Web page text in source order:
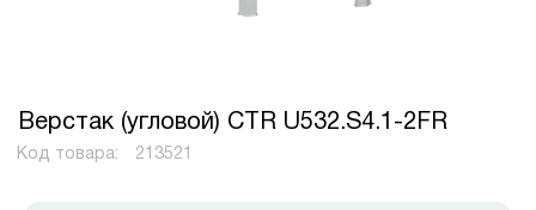
Верстак (угловой) CTR U532.S4.1-2FR
Код товара: 213521